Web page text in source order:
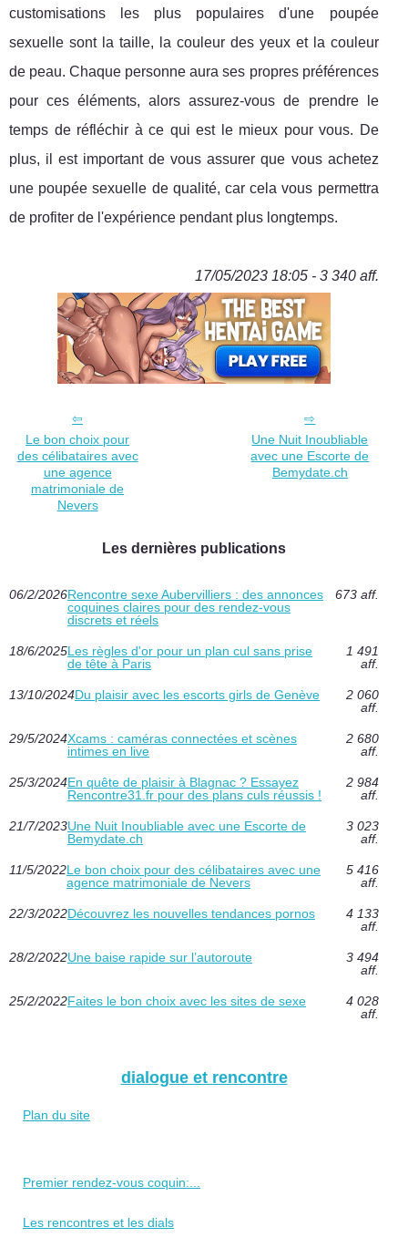
customisations les plus populaires d'une poupée
sexuelle sont la taille, la couleur des yeux et la couleur
de peau. Chaque personne aura ses propres préférences
pour ces éléments, alors assurez-vous de prendre le
temps de réfléchir à ce qui est le mieux pour vous. De
plus, il est important de vous assurer que vous achetez
une poupée sexuelle de qualité, car cela vous permettra
de profiter de l'expérience pendant plus longtemps.
17/05/2023 18:05 - 3 340 aff.
Le bon choix pour
des célibataires avec
une agence
matrimoniale de
Nevers
Une Nuit Inoubliable
avec une Escorte de
Bemydate.ch
Les dernières publications
06/2/2026Rencontre sexe Aubervilliers : des annonces
coquines claires pour des rendez-vous
discrets et réels
673 aff.
18/6/2025Les règles d'or pour un plan cul sans prise
de tête à Paris
1 491
aff.
13/10/2024Du plaisir avec les escorts girls de Genève
2 060
aff.
29/5/2024Xcams : caméras connectées et scènes
intimes en live
2 680
aff.
25/3/2024En quête de plaisir à Blagnac ? Essayez
Rencontre31.fr pour des plans culs réussis !
2 984
aff.
21/7/2023Une Nuit Inoubliable avec une Escorte de
Bemydate.ch
3 023
aff.
11/5/2022Le bon choix pour des célibataires avec une
agence matrimoniale de Nevers
5 416
aff.
22/3/2022Découvrez les nouvelles tendances pornos
4 133
aff.
28/2/2022Une baise rapide sur l’autoroute
3 494
aff.
25/2/2022Faites le bon choix avec les sites de sexe
4 028
aff.
dialogue et rencontre
Plan du site
Premier rendez-vous coquin:...
Les rencontres et les dials